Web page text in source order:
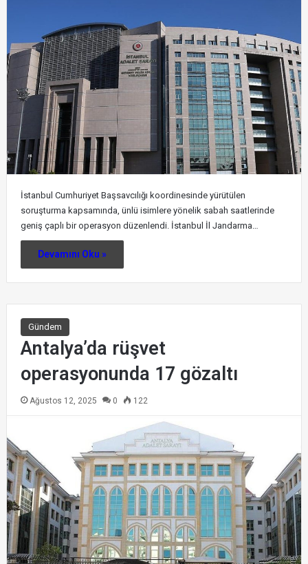
İstanbul Cumhuriyet Başsavcılığı koordinesinde yürütülen
soruşturma kapsamında, ünlü isimlere yönelik sabah saatlerinde
geniş çaplı bir operasyon düzenlendi. İstanbul İl Jandarma…
Devamını Oku »
Gündem
Antalya’da rüşvet
operasyonunda 17 gözaltı
Ağustos 12, 2025 0 122